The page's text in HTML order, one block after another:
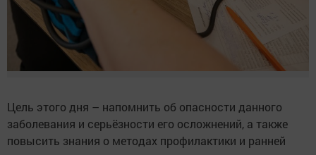
Цель этого дня – напомнить об опасности данного
заболевания и серьёзности его осложнений, а также
повысить знания о методах профилактики и ранней